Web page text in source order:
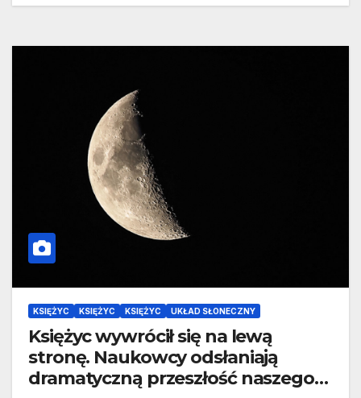
KSIĘŻYC KSIĘŻYC KSIĘŻYC UKŁAD SŁONECZNY
Księżyc wywrócił się na lewą
stronę. Naukowcy odsłaniają
dramatyczną przeszłość naszego